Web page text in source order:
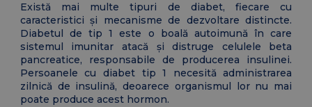
Există mai multe tipuri de diabet, fiecare cu
caracteristici și mecanisme de dezvoltare distincte.
Diabetul de tip 1 este o boală autoimună în care
sistemul imunitar atacă și distruge celulele beta
pancreatice, responsabile de producerea insulinei.
Persoanele cu diabet tip 1 necesită administrarea
zilnică de insulină, deoarece organismul lor nu mai
poate produce acest hormon.